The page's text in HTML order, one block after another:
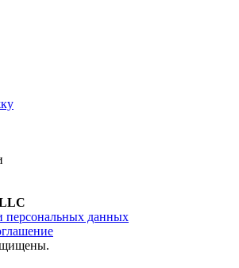
персональных данных